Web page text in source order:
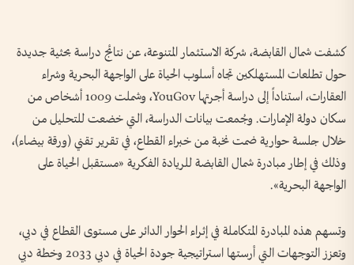
كشفت شمال القابضة، شركة الاستثمار المتنوعة، عن نتائج دراسة بحثية جديدة
حول تطلعات المستهلكين تجاه أسلوب الحياة على الواجهة البحرية وشراء
العقارات، استناداً إلى دراسة أجرتها YouGov، وشملت 1009 أشخاص من
سكان دولة الإمارات. وجُمعت بيانات الدراسة، التي خضعت للتحليل من
خلال جلسة حوارية ضمت نخبة من خبراء القطاع، في تقرير تقني (ورقة بيضاء)،
وذلك في إطار مبادرة شمال القابضة للريادة الفكرية «مستقبل الحياة على
الواجهة البحرية».
وتسهم هذه المبادرة المتكاملة في إثراء الحوار الدائر على مستوى القطاع في دبي،
وتعزز التوجهات التي أرستها استراتيجية جودة الحياة في دبي 2033 وخطة دبي